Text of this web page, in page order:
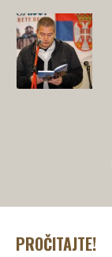
PROČITAJTE!